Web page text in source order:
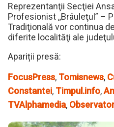
Reprezentanţii Secţiei
Profesionist ,,Brâuleţul” –
Tradiţională vor continua
diferite localităţi ale
Apariții presă:
FocusPress, Tomisnews,
Constantei, Timpul.info,
TVAlphamedia,